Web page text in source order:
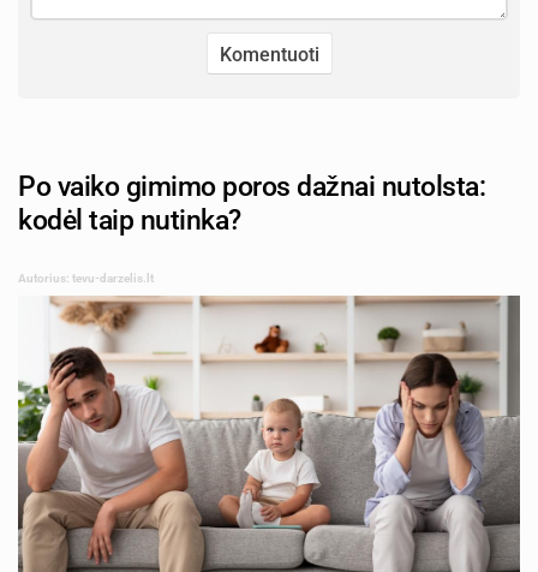
Po vaiko gimimo poros dažnai nutolsta:
kodėl taip nutinka?
Autorius: tevu-darzelis.lt